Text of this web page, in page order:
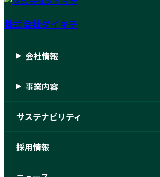
株式会社ダイキチ
会社情報
事業内容
サステナビリティ
採用情報